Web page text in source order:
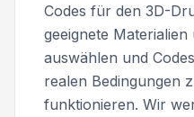
Codes für den 3D-
geeignete
auswählen und
realen Bedingungen
funktionieren. Wir